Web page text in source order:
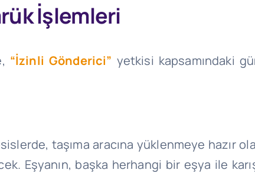
İşlemleri
“İzinli Gönderici” yetkisi kapsamındaki
taşıma aracına yüklenmeye hazır
Eşyanın, başka herhangi bir eşya ile